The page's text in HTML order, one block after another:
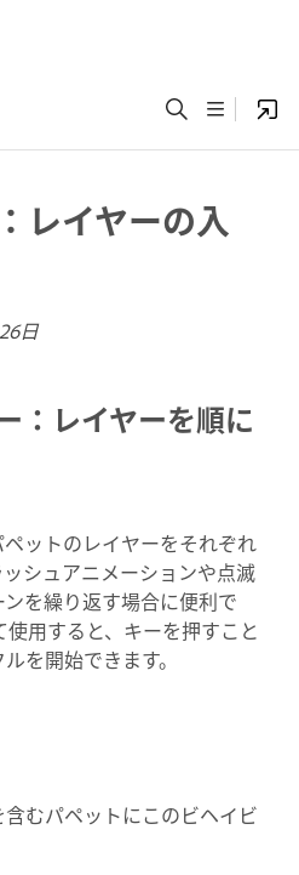
レイヤーの入
日
：レイヤーを順に
ットのレイヤーをそれぞれ
シュアニメーションや点滅
を繰り返す場合に便利で
用すると、キーを押すこと
を開始できます。
むパペットにこのビヘイビ